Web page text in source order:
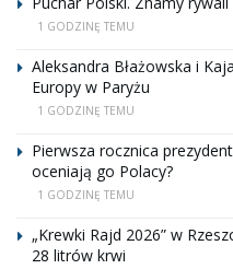
1 GODZINĘ TEMU
Aleksandra Błażowska i
Europy w Paryżu
1 GODZINĘ TEMU
Pierwsza rocznica
oceniają go Polacy?
1 GODZINĘ TEMU
„Krewki Rajd 2026” w
28 litrów krwi